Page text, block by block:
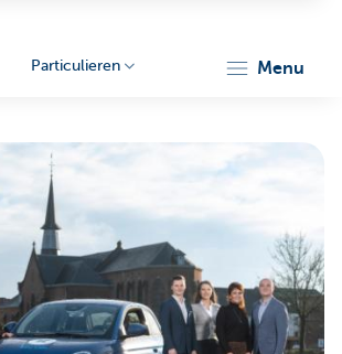
Particulieren menu